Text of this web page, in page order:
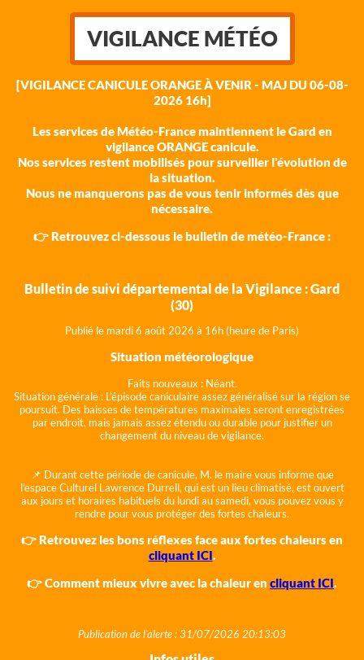
VIGILANCE MÉTÉO
[VIGILANCE CANICULE ORANGE À VENIR - MAJ DU 06-08-
2026 16h]
Les services de Météo-France maintiennent le Gard en
vigilance ORANGE canicule.
Nos services restent mobilisés pour surveiller l'évolution de
la situation.
Nous ne manquerons pas de vous tenir informés dès que
nécessaire.
👉 Retrouvez ci-dessous le bulletin de météo-France :
Bulletin de suivi départemental de la Vigilance : Gard
(30)
Publié le mardi 6 août 2026 à 16h (heure de Paris)
Situation météorologique
Faits nouveaux : Néant.
Situation générale : L'épisode caniculaire assez généralisé sur la région se
poursuit. Des baisses de températures maximales seront enregistrées
par endroit, mais jamais assez étendu ou durable pour justifier un
changement du niveau de vigilance.
📌 Durant cette période de canicule, M. le maire vous informe que
l'espace Culturel Lawrence Durrell, qui est un lieu climatisé, est ouvert
aux jours et horaires habituels du lundi au samedi, vous pouvez vous y
rendre pour vous protéger des fortes chaleurs.
👉 Retrouvez les bons réflexes face aux fortes chaleurs en
cliquant ICI.
👉 Comment mieux vivre avec la chaleur en cliquant ICI.
Publication de l'alerte : 31/07/2026 20:13:03